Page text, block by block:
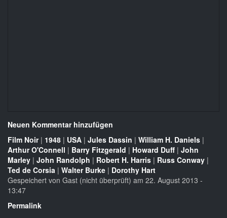
Neuen Kommentar hinzufügen
Film Noir| 1948 | USA | Jules Dassin | William H. Daniels |
Arthur O'Connell | Barry Fitzgerald | Howard Duff | John
Marley | John Randolph | Robert H. Harris | Russ Conway |
Ted de Corsia | Walter Burke | Dorothy Hart
Gespeichert von Gast (nicht überprüft) am 22. August 2013 -
13:47
Permalink